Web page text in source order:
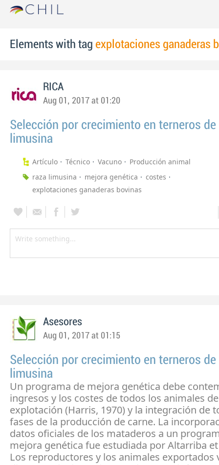
Elements with tag explotaciones ganaderas
RICA
Aug 01, 2017 at 01:20
Selección por crecimiento en terneros de
limusina
Artículo Técnico Vacuno
Producción animal
raza limusina
mejora genética
costes
explotaciones ganaderas bovinas
Asesores
Aug 01, 2017 at 01:15
Selección por crecimiento en terneros de
limusina
Un programa de mejora genética debe
ingresos y los costes de todos los animales
explotación (Harris, 1970) y la integración de
fases de la producción de carne. La
datos oficiales de los mataderos a un
mejora genética fue estudiada por Altarriba et
Los reproductores y los animales exportados